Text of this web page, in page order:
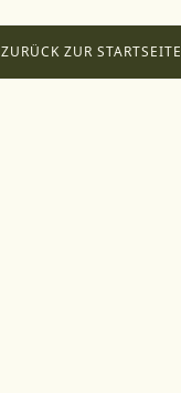
ZURÜCK ZUR STARTSEITE